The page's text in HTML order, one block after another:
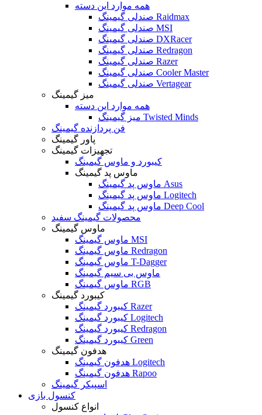
همه موارد این دسته
صندلی گیمینگ Raidmax
صندلی گیمینگ MSI
صندلی گیمینگ DXRacer
صندلی گیمینگ Redragon
صندلی گیمینگ Razer
صندلی گیمینگ Cooler Master
صندلی گیمینگ Vertagear
میز گیمینگ
همه موارد این دسته
میز گیمینگ Twisted Minds
فن پردازنده گیمینگ
پاور گیمینگ
تجهیزات گیمینگ
کیبورد و ماوس گیمینگ
ماوس پد گیمینگ
ماوس پد گیمینگ Asus
ماوس پد گیمینگ Logitech
ماوس پد گیمینگ Deep Cool
محصولات گیمینگ سفید
ماوس گیمینگ
ماوس گیمینگ MSI
ماوس گیمینگ Redragon
ماوس گیمینگ T-Dagger
ماوس بی سیم گیمینگ
ماوس گیمینگ RGB
کیبورد گیمینگ
کیبورد گیمینگ Razer
کیبورد گیمینگ Logitech
کیبورد گیمینگ Redragon
کیبورد گیمینگ Green
هدفون گیمینگ
هدفون گیمینگ Logitech
هدفون گیمینگ Rapoo
اسپیکر گیمینگ
کنسول بازی
انواع کنسول